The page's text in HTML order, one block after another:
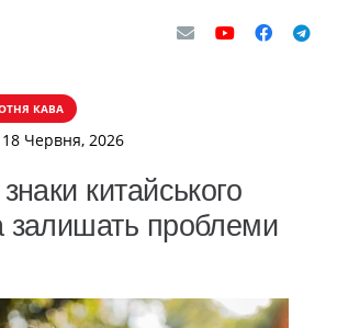
КАВА
Червня, 2026
китайського
залишать проблеми